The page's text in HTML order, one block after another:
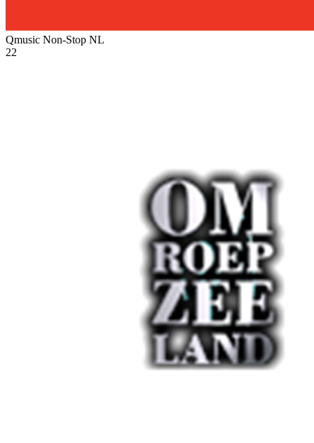
Qmusic Non-Stop NL
22